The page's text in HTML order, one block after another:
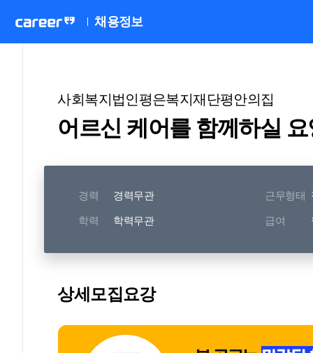
채용정보
사회복지법인평은복지재단평안의집
어르신 케어를 함께하실
경력 경력무관 근무형태
학력 학력무관 급여
상세모집요강